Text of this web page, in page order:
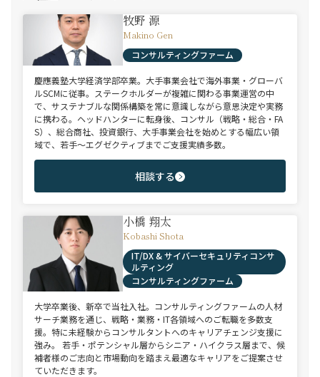
牧野 源
Makino Gen
コンサルティングファーム
慶應義塾大学経済学部卒業。大手事業会社で海外事業・グローバ
ルSCMに従事。ステークホルダーが複雑に関わる事業運営の中
で、サステナブルな関係構築を常に意識しながら意思決定や実務
に携わる。ヘッドハンターに転身後、コンサル（戦略・総合・FA
S）、総合商社、投資銀行、大手事業会社を始めとする幅広い領
域で、若手～エグゼクティブまでご支援実績多数。
相談する
小橋 翔太
Kobashi Shota
IT/DX & サイバーセキュリティコンサ
ルティング
コンサルティングファーム
大学卒業後、新卒で当社入社。コンサルティングファームの人材
サーチ業務を通じ、戦略・業務・IT各領域へのご転職を多数支
援。特に未経験からコンサルタントへのキャリアチェンジ支援に
強み。 若手・ポテンシャル層からシニア・ハイクラス層まで、候
補者様のご志向と市場動向を踏まえ最適なキャリアをご提案させ
ていただきます。